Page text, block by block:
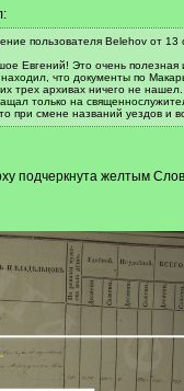
пользователя Belehov от 13
Евгений! Это очень полезная
что документы по
трех архивах ничего не
только на
при смене названий уездов и
подчеркнута желтым